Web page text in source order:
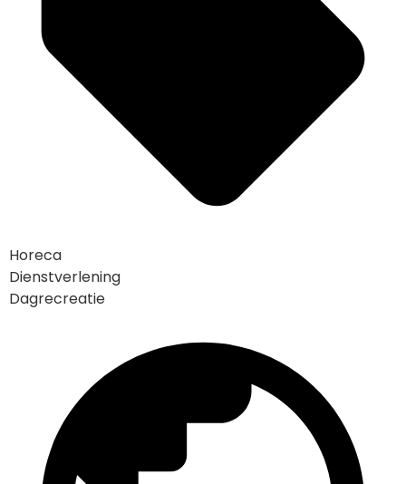
Horeca
Dienstverlening
Dagrecreatie